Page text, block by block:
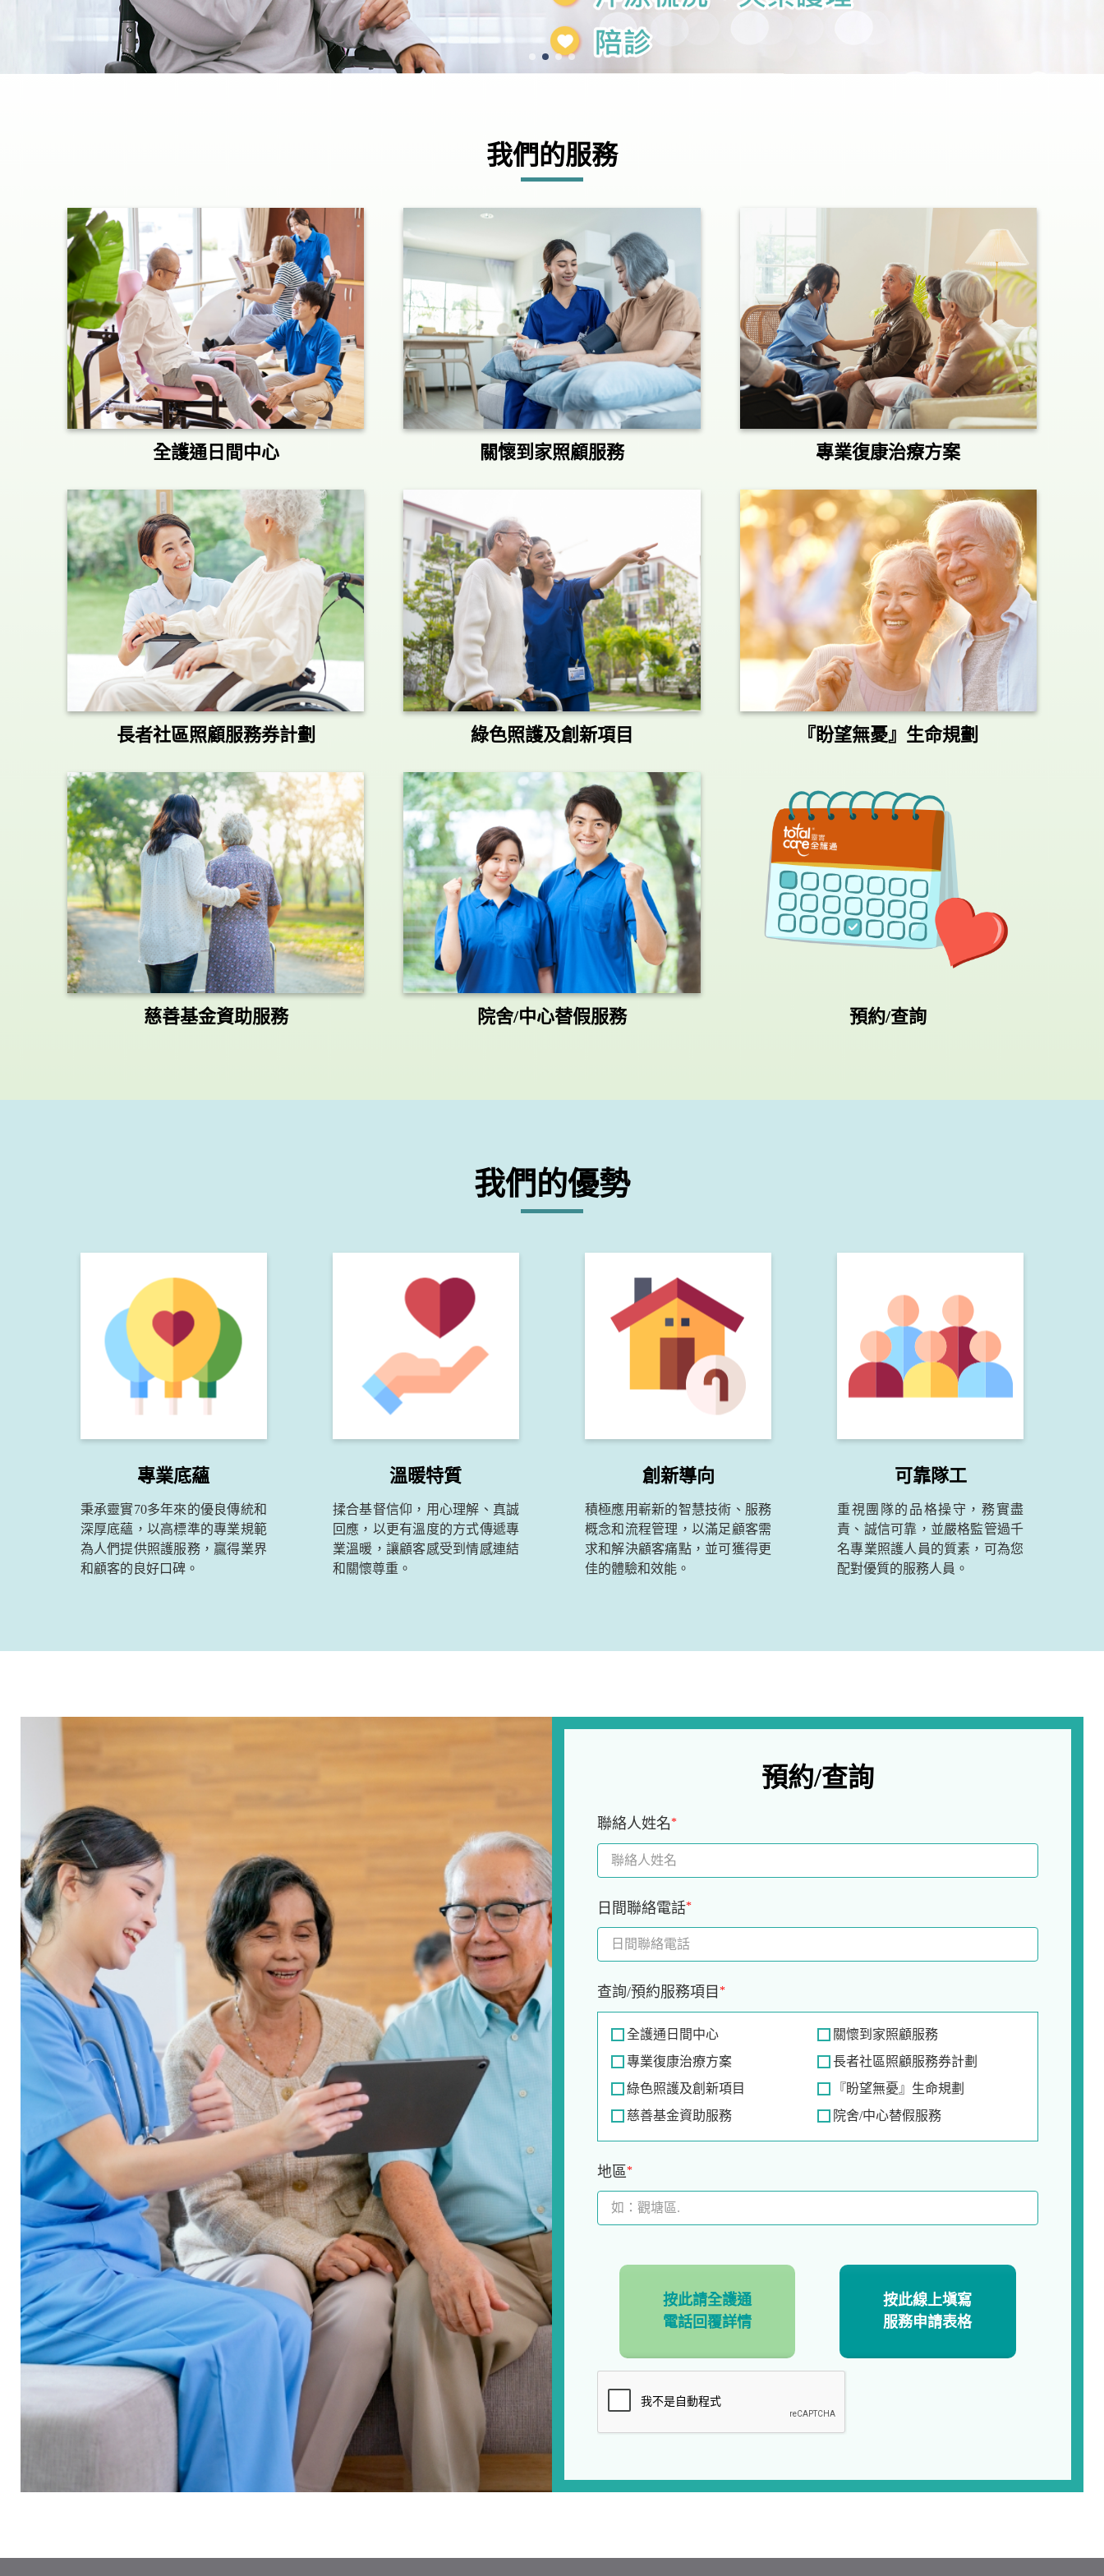
我們的服務
全護通日間中心 關懷到家照顧服務 專業復康治療方案
長者社區照顧服務券計劃 綠色照護及創新項目 『盼望無憂』生命規劃
慈善基金資助服務 院舍/中心替假服務 預約/查詢
我們的優勢
專業底蘊
秉承靈實70多年來的優良傳統和
深厚底蘊，以高標準的專業規範
為人們提供照護服務，贏得業界
和顧客的良好口碑。
溫暖特質
揉合基督信仰，用心理解、真誠
回應，以更有溫度的方式傳遞專
業溫暖，讓顧客感受到情感連結
和關懷尊重。
創新導向
積極應用嶄新的智慧技術、服務
概念和流程管理，以滿足顧客需
求和解決顧客痛點，並可獲得更
佳的體驗和效能。
可靠隊工
重視團隊的品格操守，務實盡
責、誠信可靠，並嚴格監管過千
名專業照護人員的質素，可為您
配對優質的服務人員。
預約/查詢
聯絡人姓名*
日間聯絡電話*
查詢/預約服務項目 *
全護通日間中心
關懷到家照顧服務
專業復康治療方案
長者社區照顧服務券計劃
綠色照護及創新項目
『盼望無憂』生命規劃
慈善基金資助服務
院舍/中心替假服務
地區*
按此請全護通
電話回覆詳情
按此線上塡寫
服務申請表格